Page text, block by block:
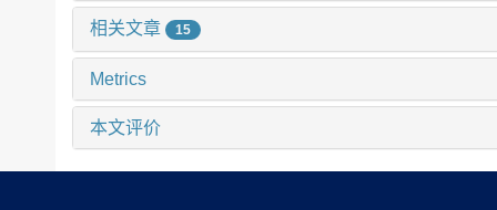
相关文章 15
Metrics
本文评价